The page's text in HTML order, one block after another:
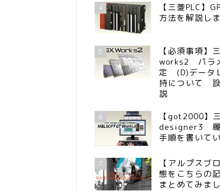
4
【三菱PLC】
方法を解説し
5
【必須事項
works2 パラ
定 (D)データ
持について
説
6
【got2000
designer3 履
手順を書いて
7
【アルプスブ
態をこちらの
まとめてみま